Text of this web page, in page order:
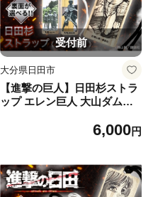
受付前
大分県日田市
【進撃の巨人】日田杉ストラ
ップ エレン巨人 大山ダムグ
限会社丸記屋 [ARGH006]
6,000円